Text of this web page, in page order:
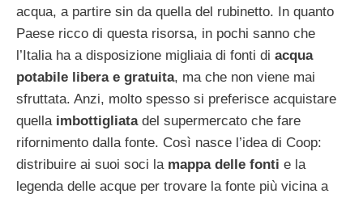
acqua, a partire sin da quella del rubinetto. In quanto
Paese ricco di questa risorsa, in pochi sanno che
l’Italia ha a disposizione migliaia di fonti di acqua
potabile libera e gratuita, ma che non viene mai
sfruttata. Anzi, molto spesso si preferisce acquistare
quella imbottigliata del supermercato che fare
rifornimento dalla fonte. Così nasce l’idea di Coop:
distribuire ai suoi soci la mappa delle fonti e la
legenda delle acque per trovare la fonte più vicina a